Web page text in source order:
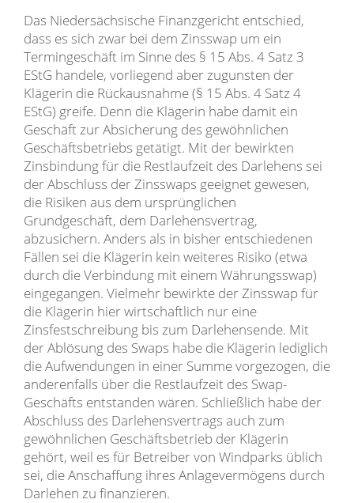
Das Niedersächsische Finanzgericht entschied,
dass es sich zwar bei dem Zinsswap um ein
Termingeschäft im Sinne des § 15 Abs. 4 Satz 3
EStG handele, vorliegend aber zugunsten der
Klägerin die Rückausnahme (§ 15 Abs. 4 Satz 4
EStG) greife. Denn die Klägerin habe damit ein
Geschäft zur Absicherung des gewöhnlichen
Geschäftsbetriebs getätigt. Mit der bewirkten
Zinsbindung für die Restlaufzeit des Darlehens sei
der Abschluss der Zinsswaps geeignet gewesen,
die Risiken aus dem ursprünglichen
Grundgeschäft, dem Darlehensvertrag,
abzusichern. Anders als in bisher entschiedenen
Fällen sei die Klägerin kein weiteres Risiko (etwa
durch die Verbindung mit einem Währungsswap)
eingegangen. Vielmehr bewirkte der Zinsswap für
die Klägerin hier wirtschaftlich nur eine
Zinsfestschreibung bis zum Darlehensende. Mit
der Ablösung des Swaps habe die Klägerin lediglich
die Aufwendungen in einer Summe vorgezogen, die
anderenfalls über die Restlaufzeit des Swap-
Geschäfts entstanden wären. Schließlich habe der
Abschluss des Darlehensvertrags auch zum
gewöhnlichen Geschäftsbetrieb der Klägerin
gehört, weil es für Betreiber von Windparks üblich
sei, die Anschaffung ihres Anlagevermögens durch
Darlehen zu finanzieren.